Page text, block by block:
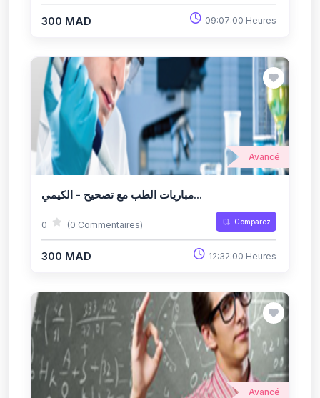
300 MAD 09:07:00 Heures
Avancé
مباريات الطب مع تصحيح - الكيمي...
0 (0 Commentaires) Comparez
300 MAD 12:32:00 Heures
Avancé